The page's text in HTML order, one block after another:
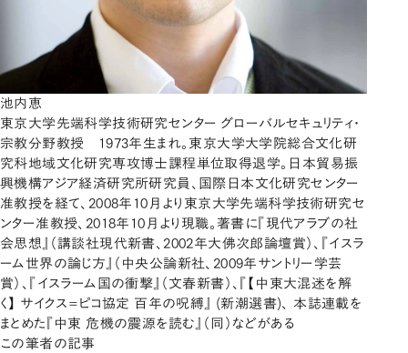
池内恵
東京大学先端科学技術研究センター グローバルセキュリティ・
宗教分野教授 1973年生まれ。東京大学大学院総合文化研
究科地域文化研究専攻博士課程単位取得退学。日本貿易振
興機構アジア経済研究所研究員、国際日本文化研究センター
准教授を経て、2008年10月より東京大学先端科学技術研究セ
ンター准教授、2018年10月より現職。著書に『現代アラブの社
会思想』（講談社現代新書、2002年大佛次郎論壇賞）、『イスラ
ーム世界の論じ方』（中央公論新社、2009年サントリー学芸
賞）、『イスラーム国の衝撃』（文春新書）、『【中東大混迷を解
く】 サイクス=ピコ協定 百年の呪縛』 (新潮選書)、 本誌連載を
まとめた『中東 危機の震源を読む』（同）などがある
この筆者の記事